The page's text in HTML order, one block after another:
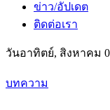
ข่าว/อัปเดต
ติดต่อเรา
วันอาทิตย์, สิงหาคม
บทความ